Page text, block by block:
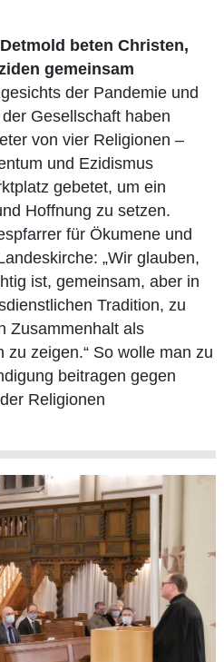
beten Christen,
gemeinsam
der Pandemie und
Gesellschaft haben
von vier Religionen –
und Ezidismus
gebetet, um ein
Hoffnung zu setzen.
für Ökumene und
„Wir glauben,
ist, gemeinsam, aber in
Tradition, zu
Zusammenhalt als
zeigen.“ So wolle man zu
beitragen gegen
Religionen